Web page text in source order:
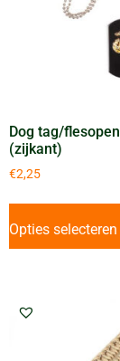
Dog tag/
(zijkant)
€2,25
Opties selecteren